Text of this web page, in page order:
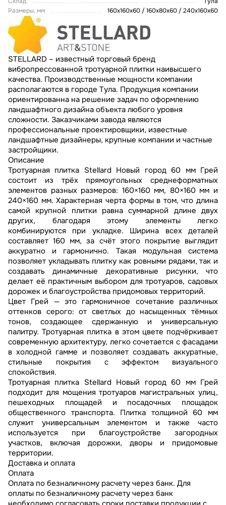
Размеры, мм
160х160х60 / 160х80х60 / 240х160х60
STELLARD – известный торговый бренд
вибропрессованной тротуарной плитки наивысшего
качества. Производственные мощности компании
располагаются в городе Тула. Продукция компании
ориентированна на решение задач по оформлению
ландшафтного дизайна объекта любого уровня
сложности. Заказчиками завода являются
профессиональные проектировщики, известные
ландшафтные дизайнеры, крупные компании и частные
застройщики.
Описание
Тротуарная плитка Stellard Новый город 60 мм Грей
состоит из трёх прямоугольных среднеформатных
элементов разных размеров: 160×160 мм, 80×160 мм и
240×160 мм. Характерная черта формы в том, что длина
самой крупной плитки равна суммарной длине двух
других, благодаря этому элементы легко
комбинируются при укладке. Ширина всех деталей
составляет 160 мм, за счёт этого покрытие выглядит
аккуратно и гармонично. Такая модульная система
позволяет укладывать плитку как ровными рядами, так и
создавать динамичные декоративные рисунки, что
делает её практичным выбором для тротуаров, садовых
дорожек и благоустройства придомовых территорий.
Цвет Грей — это гармоничное сочетание различных
оттенков серого: от светлых до насыщенных тёмных
тонов, создающее сдержанную и универсальную
палитру. Тротуарная плитка в этом цвете подчёркивает
современную архитектуру, легко сочетается с фасадами
в холодной гамме и позволяет создавать аккуратные,
стильные покрытия с эффектом визуального
спокойствия.
Тротуарная плитка Stellard Новый город 60 мм Грей
подходит для мощения тротуаров магистральных улиц,
пешеходных площадей и посадочных площадок
общественного транспорта. Плитка толщиной 60 мм
служит универсальным элементом и также часто
используется при благоустройстве загородных
участков, включая дорожки, дворы и придомовые
территории.
Доставка и оплата
Оплата
Оплата по безналичному расчету через банк. Для
оплаты по безналичному расчету через банк